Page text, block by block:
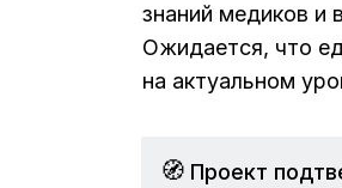
знаний медиков и
Ожидается, что
на актуальном
🧭 Проект